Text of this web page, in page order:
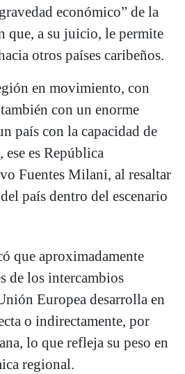
económico” de la
que, a su juicio, le permite
otros países caribeños.
en movimiento, con
con un enorme
país con la capacidad de
es República
Fuentes Milani, al resaltar
país dentro del escenario
que aproximadamente
de los intercambios
Europea desarrolla en
o indirectamente, por
lo que refleja su peso en
regional.